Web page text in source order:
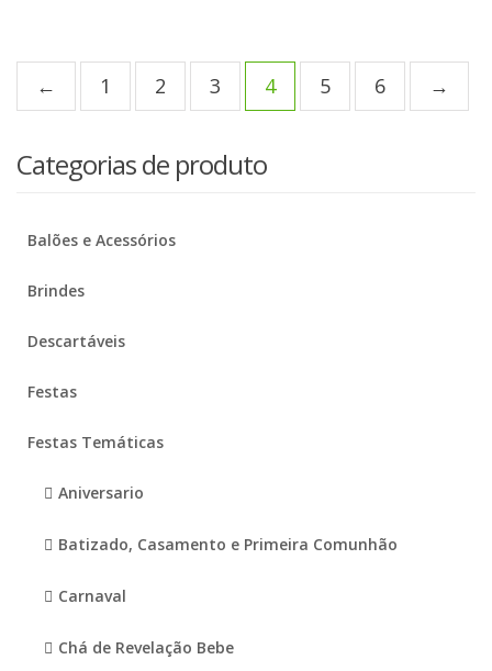
← 1 2 3 4 5 6 →
Categorias de produto
Balões e Acessórios
Brindes
Descartáveis
Festas
Festas Temáticas
Aniversario
Batizado, Casamento e Primeira Comunhão
Carnaval
Chá de Revelação Bebe